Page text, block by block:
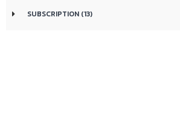
SUBSCRIPTION (13)